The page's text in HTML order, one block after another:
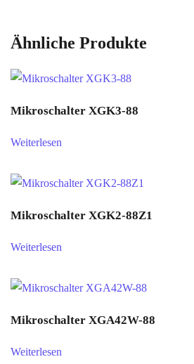
Ähnliche Produkte
Mikroschalter XGK3-88
Weiterlesen
Mikroschalter XGK2-88Z1
Weiterlesen
Mikroschalter XGA42W-88
Weiterlesen